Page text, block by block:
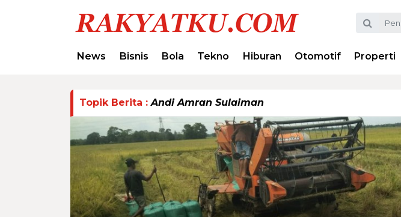
News Bisnis Bola Tekno Hiburan Otomotif Properti
Topik Berita :Andi Amran Sulaiman